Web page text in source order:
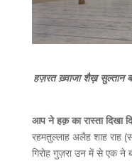
हज़रत ख़्वाजा शैख़ सुल्तान
आप ने हक़ का रास्ता दिखा
रहमतुल्लाह अलैह शाह राह
गिरोह गुज़रा उन में से एक ने